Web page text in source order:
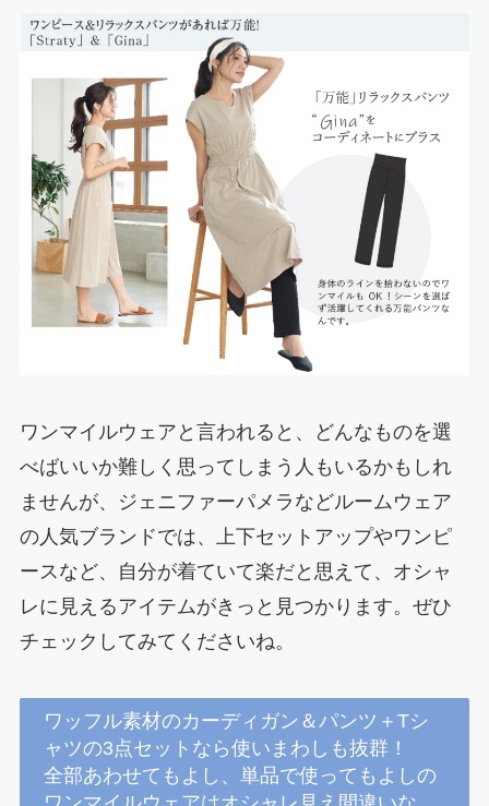
ワンマイルウェアと言われると、どんなものを選
べばいいか難しく思ってしまう人もいるかもしれ
ませんが、ジェニファーパメラなどルームウェア
の人気ブランドでは、上下セットアップやワンピ
ースなど、自分が着ていて楽だと思えて、オシャ
レに見えるアイテムがきっと見つかります。ぜひ
チェックしてみてくださいね。
ワッフル素材のカーディガン＆パンツ＋Tシ
ャツの3点セットなら使いまわしも抜群！
全部あわせてもよし、単品で使ってもよしの